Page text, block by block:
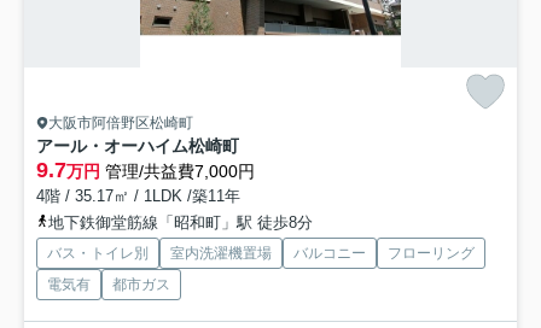
大阪市阿倍野区松崎町
アール・オーハイム松崎町
9.7万円 管理/共益費7,000円
4階 / 35.17㎡ / 1LDK /築11年
地下鉄御堂筋線「昭和町」駅 徒歩8分
バス・トイレ別 室内洗濯機置場 バルコニー
フローリング
電気有
都市ガス